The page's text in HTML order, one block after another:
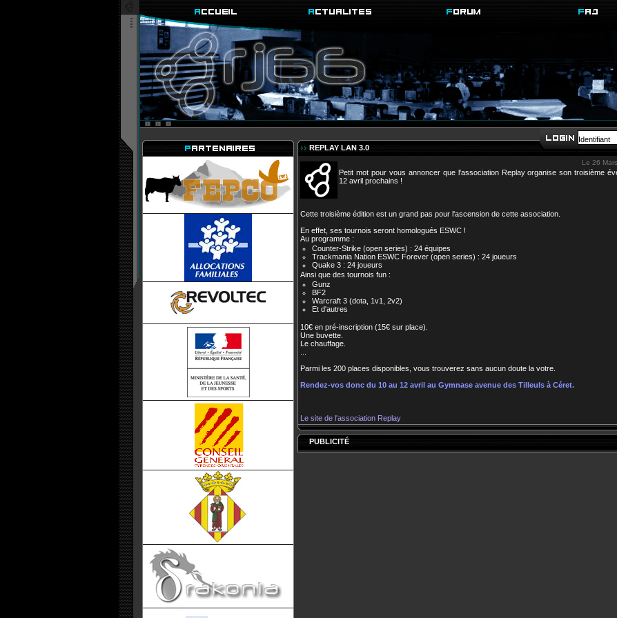
REPLAY LAN 3.0
Le 26
Petit mot pour vous annoncer que l'association Replay organise son troisième
12 avril prochains !
Cette troisième édition est un grand pas pour l'ascension de cette association.
En effet, ses tournois seront homologués ESWC !
Au programme :
Counter-Strike (open series) : 24 équipes
Trackmania Nation ESWC Forever (open series) : 24 joueurs
Quake 3 : 24 joueurs
Ainsi que des tournois fun :
Gunz
BF2
Warcraft 3 (dota, 1v1, 2v2)
Et d'autres
10€ en pré-inscription (15€ sur place).
Une buvette.
Le chauffage.
Parmi les 200 places disponibles, vous trouverez sans aucun doute la votre.
Rendez-vos donc du 10 au 12 avril au Gymnase avenue des Tilleuls à Céret.
Le site de l'association Replay
PUBLICITÉ